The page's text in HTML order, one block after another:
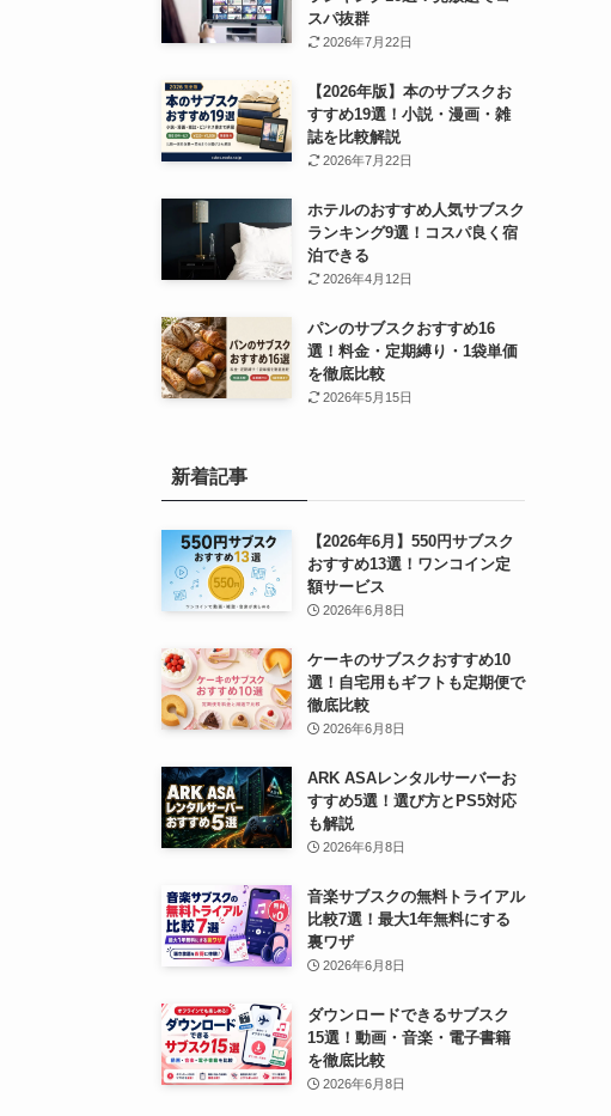
スパ抜群
2026年7月22日
【2026年版】本のサブスクお
すすめ19選！小説・漫画・雑
誌を比較解説
2026年7月22日
ホテルのおすすめ人気サブスク
ランキング9選！コスパ良く宿
泊できる
2026年4月12日
パンのサブスクおすすめ16
選！料金・定期縛り・1袋単価
を徹底比較
2026年5月15日
新着記事
【2026年6月】550円サブスク
おすすめ13選！ワンコイン定
額サービス
2026年6月8日
ケーキのサブスクおすすめ10
選！自宅用もギフトも定期便で
徹底比較
2026年6月8日
ARK ASAレンタルサーバーお
すすめ5選！選び方とPS5対応
も解説
2026年6月8日
音楽サブスクの無料トライアル
比較7選！最大1年無料にする
裏ワザ
2026年6月8日
ダウンロードできるサブスク
15選！動画・音楽・電子書籍
を徹底比較
2026年6月8日